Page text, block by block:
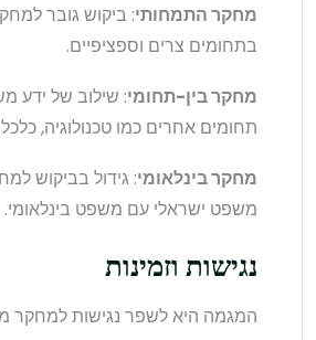
מחקר התמחותי: ביקוש גובר
בתחומים צרים וספציפיים.
מחקר בין-תחומי: שילוב של ידע
תחומים אחרים כמו טכנולוגיה,
מחקר בינלאומי: גידול בביקוש
משפט ישראלי עם משפט בינלאומי.
נגישות וזמינות
המגמה היא לשפר נגישות למחקר